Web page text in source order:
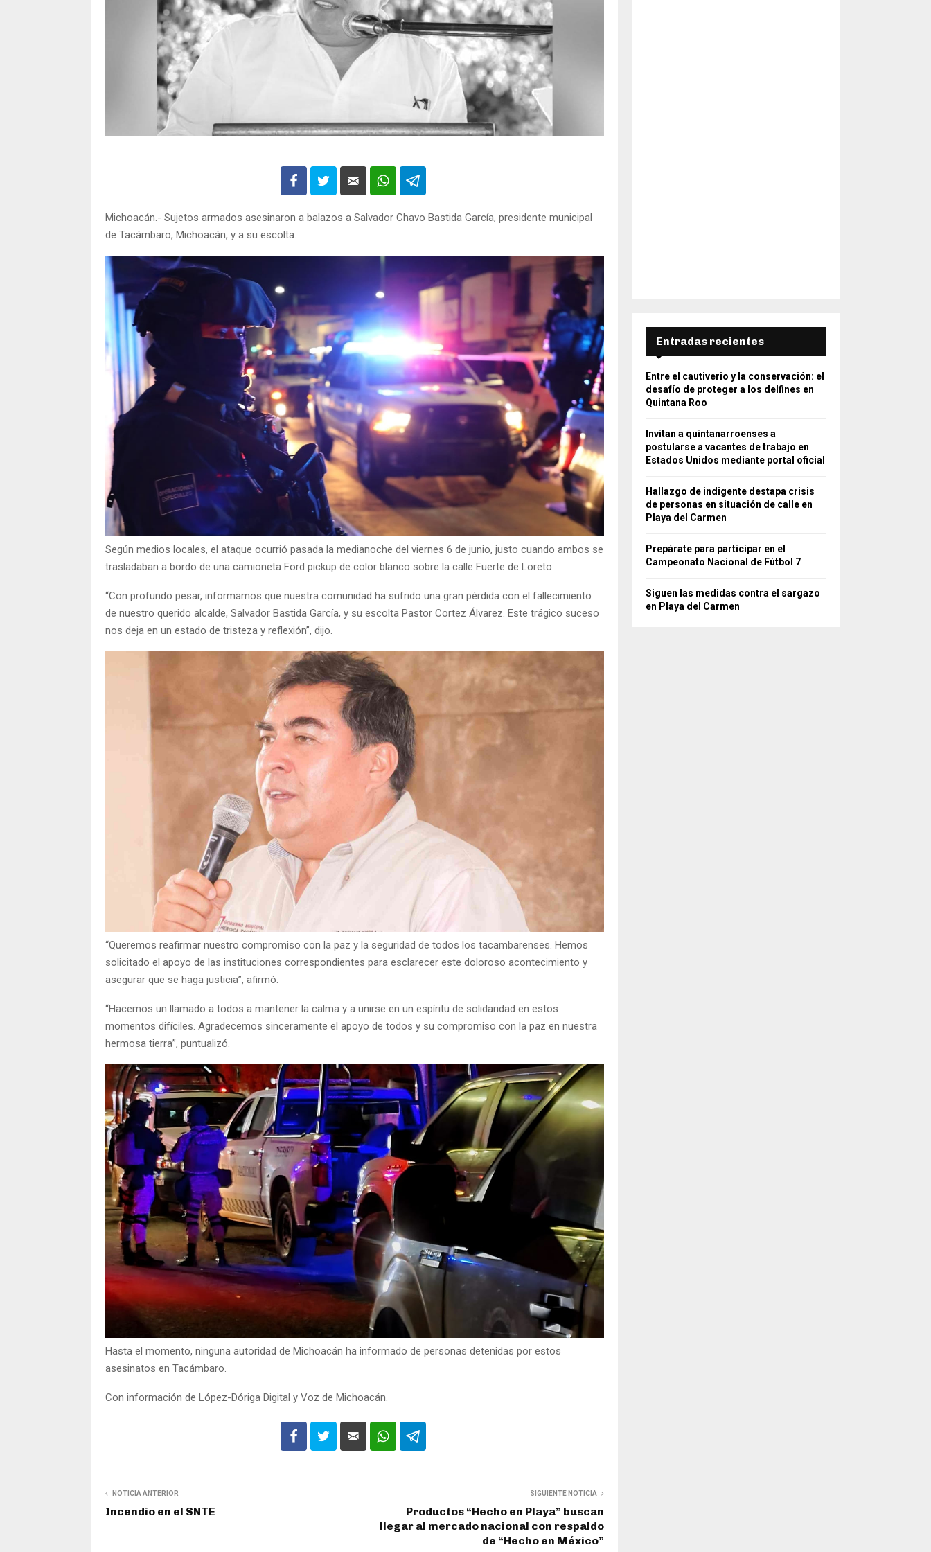
Michoacán.- Sujetos armados asesinaron a balazos a Salvador Chavo Bastida García, presidente municipal
de Tacámbaro, Michoacán, y a su escolta.
Según medios locales, el ataque ocurrió pasada la medianoche del viernes 6 de junio, justo cuando ambos se
trasladaban a bordo de una camioneta Ford pickup de color blanco sobre la calle Fuerte de Loreto.
“Con profundo pesar, informamos que nuestra comunidad ha sufrido una gran pérdida con el fallecimiento
de nuestro querido alcalde, Salvador Bastida García, y su escolta Pastor Cortez Álvarez. Este trágico suceso
nos deja en un estado de tristeza y reflexión”, dijo.
“Queremos reafirmar nuestro compromiso con la paz y la seguridad de todos los tacambarenses. Hemos
solicitado el apoyo de las instituciones correspondientes para esclarecer este doloroso acontecimiento y
asegurar que se haga justicia”, afirmó.
“Hacemos un llamado a todos a mantener la calma y a unirse en un espíritu de solidaridad en estos
momentos difíciles. Agradecemos sinceramente el apoyo de todos y su compromiso con la paz en nuestra
hermosa tierra”, puntualizó.
Hasta el momento, ninguna autoridad de Michoacán ha informado de personas detenidas por estos
asesinatos en Tacámbaro.
Con información de López-Dóriga Digital y Voz de Michoacán.
NOTICIA ANTERIOR
Incendio en el SNTE
SIGUIENTE NOTICIA
Productos “Hecho en Playa” buscan
llegar al mercado nacional con respaldo
de “Hecho en México”
Entradas recientes
Entre el cautiverio y la conservación: el
desafío de proteger a los delfines en
Quintana Roo
Invitan a quintanarroenses a
postularse a vacantes de trabajo en
Estados Unidos mediante portal oficial
Hallazgo de indigente destapa crisis
de personas en situación de calle en
Playa del Carmen
Prepárate para participar en el
Campeonato Nacional de Fútbol 7
Siguen las medidas contra el sargazo
en Playa del Carmen